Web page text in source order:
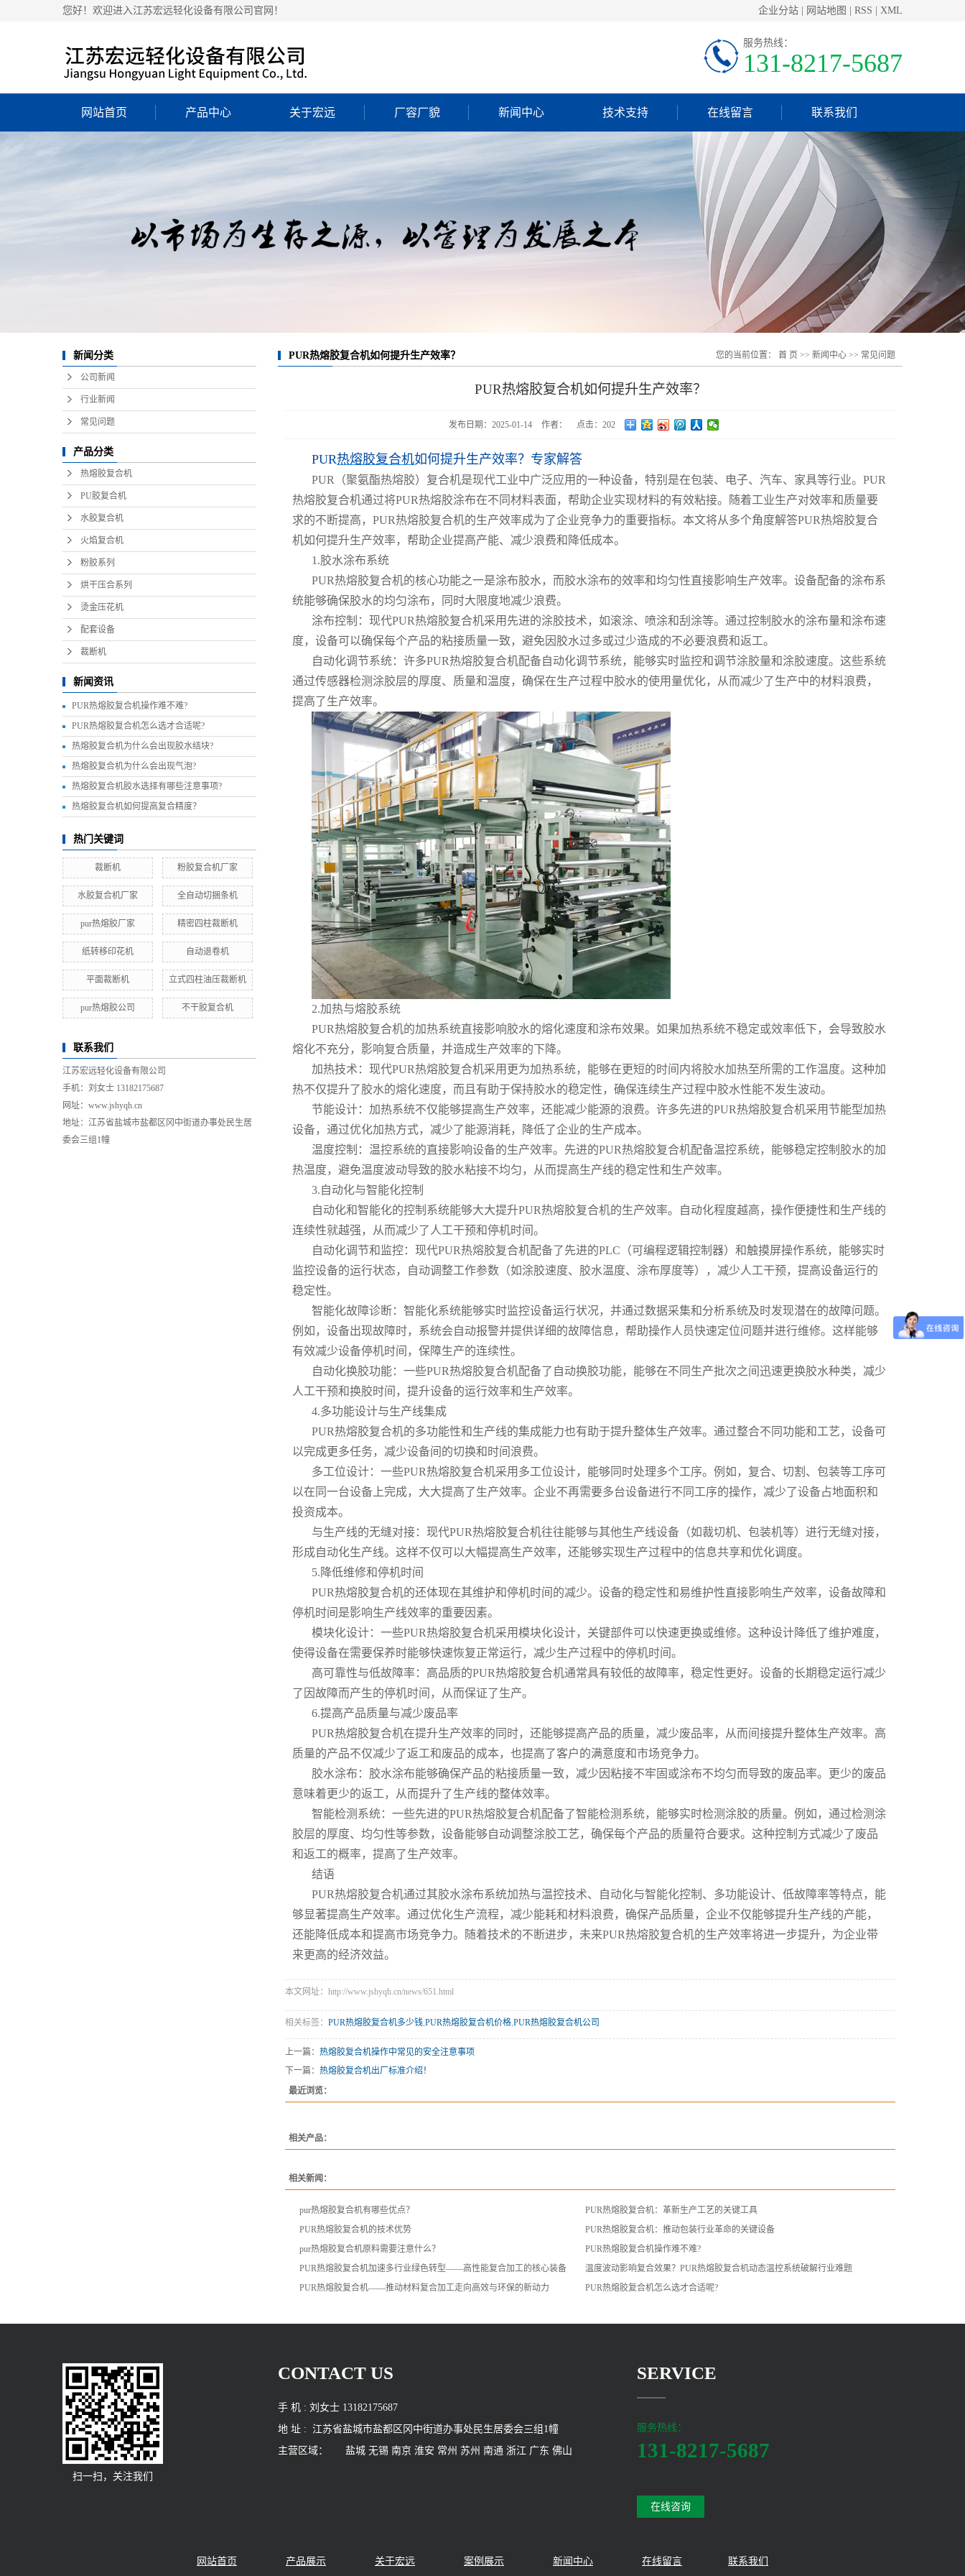
您好！欢迎进入江苏宏远轻化设备有限公司官网！ 企业分站 网站地图 RSS XML
服务热线：
131-8217-5687
网站首页 产品中心 关于宏远
营业执照
厂容厂貌 新闻中心 技术支持 在线留言 联系我们
新闻分类
公司新闻
行业新闻
常见问题
产品分类
热熔胶复合机
PU胶复合机
水胶复合机
火焰复合机
粉胶系列
烘干压合系列
烫金压花机
配套设备
裁断机
新闻资讯
PUR热熔胶复合机操作难不难?
PUR热熔胶复合机怎么选才合适呢?
热熔胶复合机为什么会出现胶水结块?
热熔胶复合机为什么会出现气泡?
热熔胶复合机胶水选择有哪些注意事项?
热熔胶复合机如何提高复合精度？
热门关键词
裁断机 粉胶复合机厂家
水胶复合机厂家 全自动切捆条机
pur热熔胶厂家 精密四柱裁断机
纸转移印花机 自动退卷机
平面裁断机 立式四柱油压裁断机
pur热熔胶公司 不干胶复合机
联系我们
江苏宏远轻化设备有限公司
手机：刘女士 13182175687
网址：www.jshyqh.cn
地址：江苏省盐城市盐都区冈中街道办事处民生居
委会三组1幢
您的当前位置： 首 页 >> 新闻中心 >> 常见问题
PUR热熔胶复合机如何提升生产效率？
PUR热熔胶复合机如何提升生产效率？
发布日期： 2025-01-14 作者： 点击： 202
PUR热熔胶复合机如何提升生产效率？专家解答
PUR（聚氨酯热熔胶）复合机是现代工业中广泛应用的一种设备，特别是在包装、电子、汽车、家具等行业。PUR
热熔胶复合机通过将PUR热熔胶涂布在不同材料表面，帮助企业实现材料的有效粘接。随着工业生产对效率和质量要
求的不断提高，PUR热熔胶复合机的生产效率成为了企业竞争力的重要指标。本文将从多个角度解答PUR热熔胶复合
机如何提升生产效率，帮助企业提高产能、减少浪费和降低成本。
1.胶水涂布系统
PUR热熔胶复合机的核心功能之一是涂布胶水，而胶水涂布的效率和均匀性直接影响生产效率。设备配备的涂布系
统能够确保胶水的均匀涂布，同时大限度地减少浪费。
涂布控制：现代PUR热熔胶复合机采用先进的涂胶技术，如滚涂、喷涂和刮涂等。通过控制胶水的涂布量和涂布速
度，设备可以确保每个产品的粘接质量一致，避免因胶水过多或过少造成的不必要浪费和返工。
自动化调节系统：许多PUR热熔胶复合机配备自动化调节系统，能够实时监控和调节涂胶量和涂胶速度。这些系统
通过传感器检测涂胶层的厚度、质量和温度，确保在生产过程中胶水的使用量优化，从而减少了生产中的材料浪费，
提高了生产效率。
2.加热与熔胶系统
PUR热熔胶复合机的加热系统直接影响胶水的熔化速度和涂布效果。如果加热系统不稳定或效率低下，会导致胶水
熔化不充分，影响复合质量，并造成生产效率的下降。
加热技术：现代PUR热熔胶复合机采用更为加热系统，能够在更短的时间内将胶水加热至所需的工作温度。这种加
热不仅提升了胶水的熔化速度，而且有助于保持胶水的稳定性，确保连续生产过程中胶水性能不发生波动。
节能设计：加热系统不仅能够提高生产效率，还能减少能源的浪费。许多先进的PUR热熔胶复合机采用节能型加热
设备，通过优化加热方式，减少了能源消耗，降低了企业的生产成本。
温度控制：温控系统的直接影响设备的生产效率。先进的PUR热熔胶复合机配备温控系统，能够稳定控制胶水的加
热温度，避免温度波动导致的胶水粘接不均匀，从而提高生产线的稳定性和生产效率。
3.自动化与智能化控制
自动化和智能化的控制系统能够大大提升PUR热熔胶复合机的生产效率。自动化程度越高，操作便捷性和生产线的
连续性就越强，从而减少了人工干预和停机时间。
自动化调节和监控：现代PUR热熔胶复合机配备了先进的PLC（可编程逻辑控制器）和触摸屏操作系统，能够实时
监控设备的运行状态，自动调整工作参数（如涂胶速度、胶水温度、涂布厚度等），减少人工干预，提高设备运行的
稳定性。
智能化故障诊断：智能化系统能够实时监控设备运行状况，并通过数据采集和分析系统及时发现潜在的故障问题。
例如，设备出现故障时，系统会自动报警并提供详细的故障信息，帮助操作人员快速定位问题并进行维修。这样能够
有效减少设备停机时间，保障生产的连续性。
自动化换胶功能：一些PUR热熔胶复合机配备了自动换胶功能，能够在不同生产批次之间迅速更换胶水种类，减少
人工干预和换胶时间，提升设备的运行效率和生产效率。
4.多功能设计与生产线集成
PUR热熔胶复合机的多功能性和生产线的集成能力也有助于提升整体生产效率。通过整合不同功能和工艺，设备可
以完成更多任务，减少设备间的切换和时间浪费。
多工位设计：一些PUR热熔胶复合机采用多工位设计，能够同时处理多个工序。例如，复合、切割、包装等工序可
以在同一台设备上完成，大大提高了生产效率。企业不再需要多台设备进行不同工序的操作，减少了设备占地面积和
投资成本。
与生产线的无缝对接：现代PUR热熔胶复合机往往能够与其他生产线设备（如裁切机、包装机等）进行无缝对接，
形成自动化生产线。这样不仅可以大幅提高生产效率，还能够实现生产过程中的信息共享和优化调度。
5.降低维修和停机时间
PUR热熔胶复合机的还体现在其维护和停机时间的减少。设备的稳定性和易维护性直接影响生产效率，设备故障和
停机时间是影响生产线效率的重要因素。
模块化设计：一些PUR热熔胶复合机采用模块化设计，关键部件可以快速更换或维修。这种设计降低了维护难度，
使得设备在需要保养时能够快速恢复正常运行，减少生产过程中的停机时间。
高可靠性与低故障率：高品质的PUR热熔胶复合机通常具有较低的故障率，稳定性更好。设备的长期稳定运行减少
了因故障而产生的停机时间，从而保证了生产。
6.提高产品质量与减少废品率
PUR热熔胶复合机在提升生产效率的同时，还能够提高产品的质量，减少废品率，从而间接提升整体生产效率。高
质量的产品不仅减少了返工和废品的成本，也提高了客户的满意度和市场竞争力。
胶水涂布：胶水涂布能够确保产品的粘接质量一致，减少因粘接不牢固或涂布不均匀而导致的废品率。更少的废品
意味着更少的返工，从而提升了生产线的整体效率。
智能检测系统：一些先进的PUR热熔胶复合机配备了智能检测系统，能够实时检测涂胶的质量。例如，通过检测涂
胶层的厚度、均匀性等参数，设备能够自动调整涂胶工艺，确保每个产品的质量符合要求。这种控制方式减少了废品
和返工的概率，提高了生产效率。
结语
PUR热熔胶复合机通过其胶水涂布系统加热与温控技术、自动化与智能化控制、多功能设计、低故障率等特点，能
够显著提高生产效率。通过优化生产流程，减少能耗和材料浪费，确保产品质量，企业不仅能够提升生产线的产能，
还能降低成本和提高市场竞争力。随着技术的不断进步，未来PUR热熔胶复合机的生产效率将进一步提升，为企业带
来更高的经济效益。
本文网址：http://www.jshyqh.cn/news/651.html
相关标签： PUR热熔胶复合机多少钱,PUR热熔胶复合机价格,PUR热熔胶复合机公司
上一篇： 热熔胶复合机操作中常见的安全注意事项
下一篇： 热熔胶复合机出厂标准介绍！
最近浏览：
相关产品：
相关新闻：
pur热熔胶复合机有哪些优点？
PUR热熔胶复合机：革新生产工艺的关键工具
PUR热熔胶复合机的技术优势
PUR热熔胶复合机：推动包装行业革命的关键设备
pur热熔胶复合机原料需要注意什么？
PUR热熔胶复合机操作难不难?
PUR热熔胶复合机加速多行业绿色转型——高性能复合加工的核心装备
温度波动影响复合效果？PUR热熔胶复合机动态温控系统破解行业难题
PUR热熔胶复合机——推动材料复合加工走向高效与环保的新动力
PUR热熔胶复合机怎么选才合适呢?
扫一扫，关注我们
CONTACT US
手 机 : 刘女士 13182175687
地 址 : 江苏省盐城市盐都区冈中街道办事处民生居委会三组1幢
主营区域：
盐城 无锡 南京 淮安 常州 苏州 南通 浙江 广东 佛山
SERVICE
服务热线：
131-8217-5687
在线咨询
网站首页 产品展示 关于宏远 案例展示 新闻中心 在线留言 联系我们